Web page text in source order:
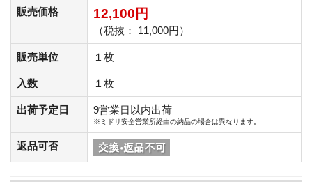
販売価格 12,100円
（税抜： 11,000円）
販売単位 １枚
入数 １枚
出荷予定日 9営業日以内出荷
※ミドリ安全営業所経由の納品の場合は異なります。
返品可否